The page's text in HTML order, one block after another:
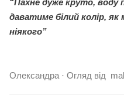
даватиме білий колір,
ніякого”
Олександра · Огляд від